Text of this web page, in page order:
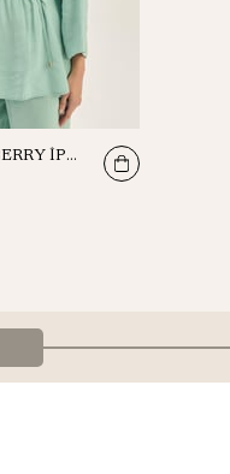
REŞHA MULBERRY İPEK EŞARP 90*90 CM - PETROL MAVİ